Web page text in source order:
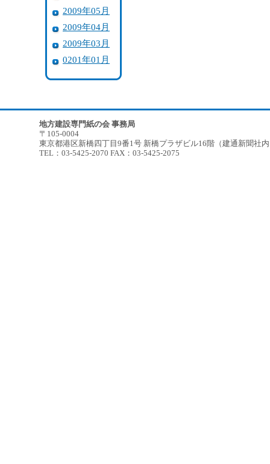
2009年05月
2009年04月
2009年03月
0201年01月
地方建設専門紙の会 事務局
〒105-0004
東京都港区新橋四丁目9番1号 新橋プラザビル16階（建通新聞社
TEL：03-5425-2070 FAX：03-5425-2075